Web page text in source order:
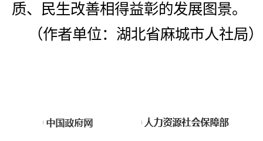
质、民生改善相得益彰的发展图景。
（作者单位：湖北省麻城市人社局）